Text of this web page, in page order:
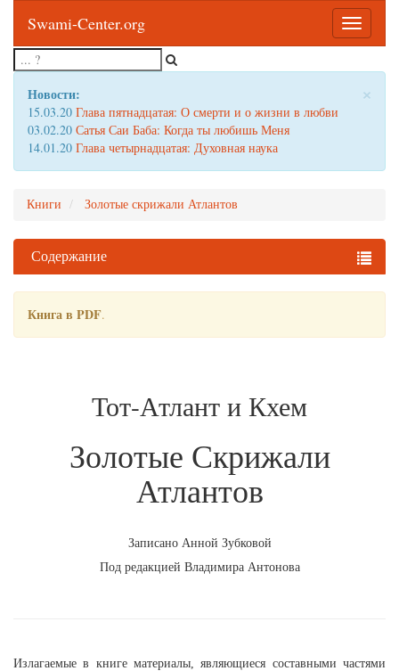
Toggle
Swami-Center.org
×
Новости:
15.03.20 Глава пятнадцатая: О смерти и о жизни в любви
03.02.20 Сатья Саи Баба: Когда ты любишь Меня
14.01.20 Глава четырнадцатая: Духовная наука
Книги Золотые скрижали Атлантов
Содержание
Книга в PDF.
Тот-Атлант и Кхем
Золотые Скрижали
Атлантов
Записано Анной Зубковой
Под редакцией Владимира Антонова
Излагаемые в книге материалы, являющиеся составными частями